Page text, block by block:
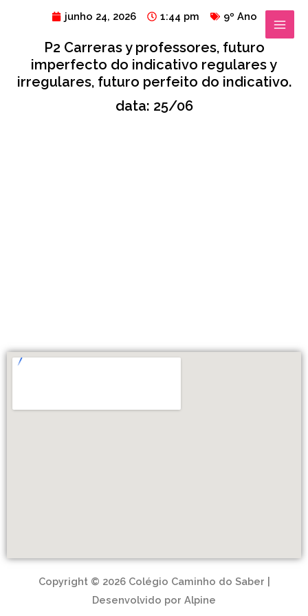
conteúdo
MAIN
MENU
junho 24, 2026 1:44 pm 9º Ano
P2 Carreras y professores, futuro
imperfecto do indicativo regulares y
irregulares, futuro perfeito do indicativo.
data: 25/06
Copyright © 2026 Colégio Caminho do Saber |
Desenvolvido por Alpine